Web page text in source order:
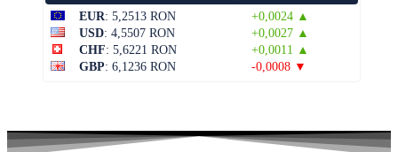
EUR: 5,2513 RON
+0,0024 ▲
USD: 4,5507 RON
+0,0027 ▲
CHF: 5,6221 RON
+0,0011 ▲
GBP: 6,1236 RON -0,0008 ▼